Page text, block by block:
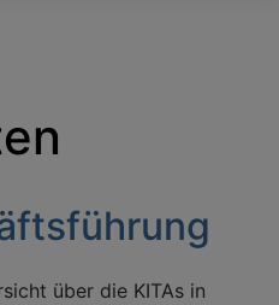
über die KITAs in